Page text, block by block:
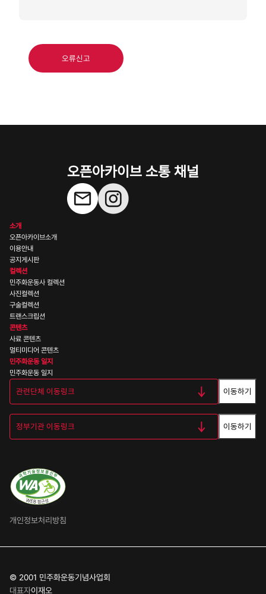
오류신고
오픈아카이브 소통 채널
소개
오픈아카이브소개
이용안내
공지게시판
컬렉션
민주화운동사 컬렉션
사진컬렉션
구술컬렉션
트랜스크립션
콘텐츠
사료 콘텐츠
멀티미디어 콘텐츠
민주화운동 일지
민주화운동 일지
이동하기
이동하기
개인정보처리방침
© 2001 민주화운동기념사업회
대표자이재오